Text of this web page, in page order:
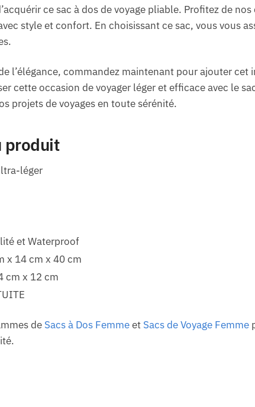
ce sac à dos de voyage pliable. Profitez de
style et confort. En choisissant ce sac, vous vous
l’élégance, commandez maintenant pour ajouter cet
cette occasion de voyager léger et efficace avec le
projets de voyages en toute sérénité.
produit
léger
et Waterproof
x 14 cm x 40 cm
cm x 12 cm
de Sacs à Dos Femmeet Sacs de Voyage Femme